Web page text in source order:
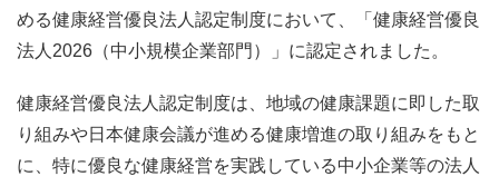
める健康経営優良法人認定制度において、「健康経営優良
法人2026（中小規模企業部門）」に認定されました。
健康経営優良法人認定制度は、地域の健康課題に即した取
り組みや日本健康会議が進める健康増進の取り組みをもと
に、特に優良な健康経営を実践している中小企業等の法人